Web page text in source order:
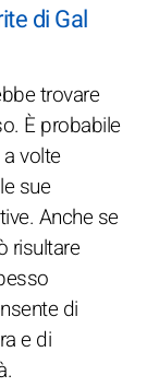
di Gal
trovare
È probabile
volte
sue
Anche se
risultare
di
e di